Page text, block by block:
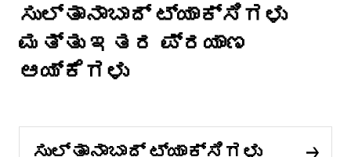
ಸುಲ್ತಾನಾಬಾದ್ ಟ್ಯಾಕ್ಸಿಗಳು
ಮತ್ತು ಇತರ ಪ್ರಯಾಣ
ಆಯ್ಕೆಗಳು
ಸುಲ್ತಾನಾಬಾದ್ ಟ್ಯಾಕ್ಸಿಗಳು